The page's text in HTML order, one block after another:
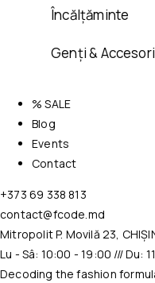
Încălțăminte
Genți &
% SALE
Blog
Events
Contact
+373 69 338 813
contact@fcode.md
Mitropolit P. Movilă 23,
Lu - Sâ: 10:00 - 19:00 /// Du:
Decoding the fashion